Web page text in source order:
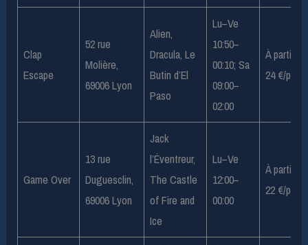
Clap
Escape
52 rue
Molière,
69006 Lyon
Alien,
Dracula, Le
Butin d’El
Paso
Lu–Ve
10:50–
00:10; Sa
09:00–
02:00
À partir de
24 €/pers
Game Over
13 rue
Duguesclin,
69006 Lyon
Jack
l’Éventreur,
The Castle
of Fire and
Ice
Lu–Ve
12:00–
00:00
À partir de
22 €/pers